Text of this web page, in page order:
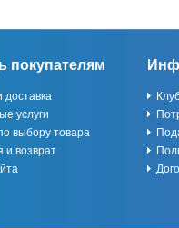
покупателям
доставка
услуги
выбору товара
и возврат